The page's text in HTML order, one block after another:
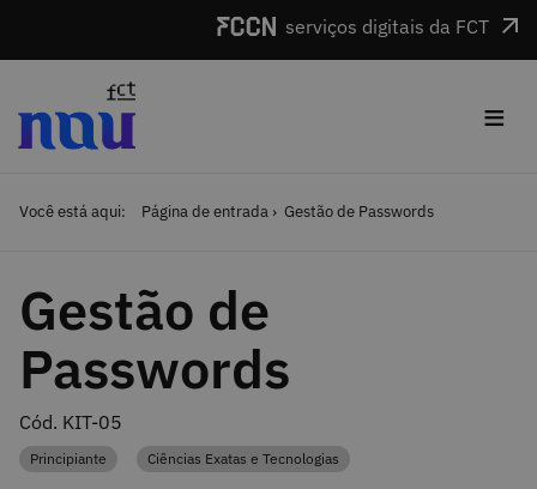
serviços digitais da FCT
≡
Você está aqui: Página de entrada Gestão de Passwords
Gestão de
Passwords
Cód. KIT-05
Categoria
Principiante Categoria
Ciências Exatas e Tecnologias